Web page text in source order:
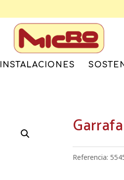
INSTALACIONES
Referencia: